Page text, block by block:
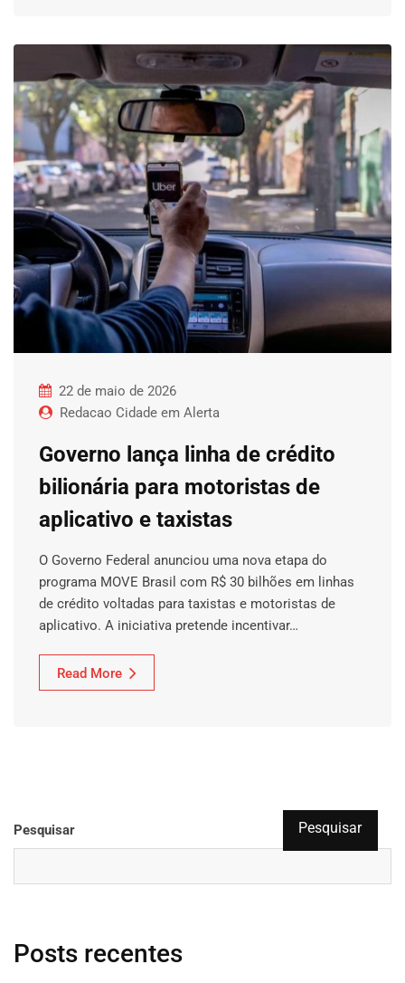
22 de maio de 2026
Redacao Cidade em Alerta
Governo lança linha de crédito
bilionária para motoristas de
aplicativo e taxistas
O Governo Federal anunciou uma nova etapa do
programa MOVE Brasil com R$ 30 bilhões em linhas
de crédito voltadas para taxistas e motoristas de
aplicativo. A iniciativa pretende incentivar…
Read More
Pesquisar Pesquisar
Posts recentes